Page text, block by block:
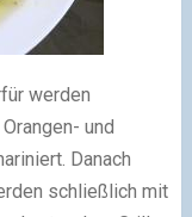
werden
und
Danach
schließlich mit